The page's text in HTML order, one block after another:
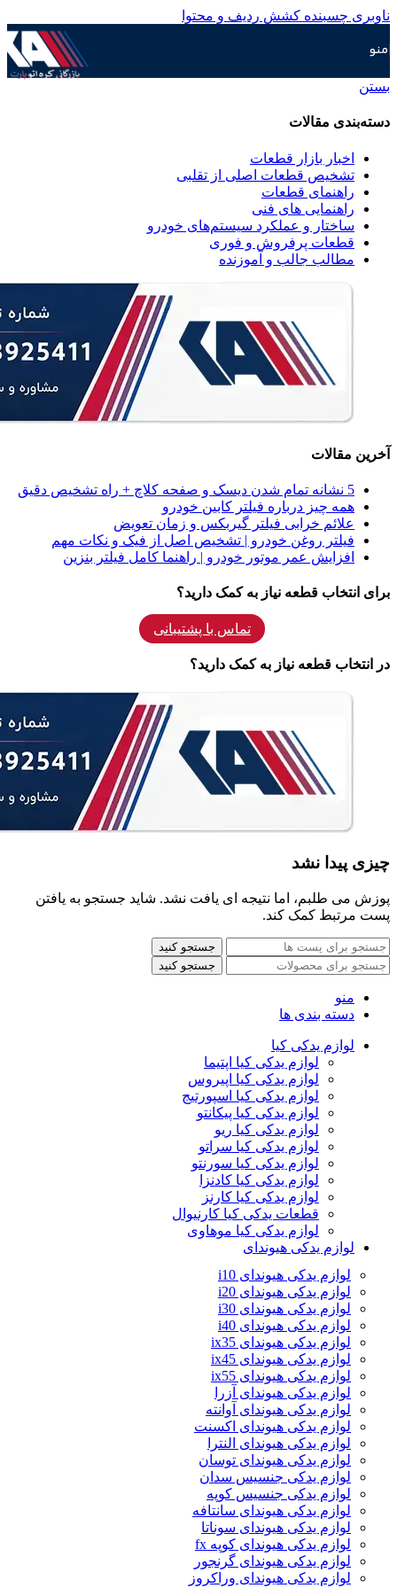
ناوبری چسبنده کشش ردیف و محتوا
منو
بستن
دسته‌بندی مقالات
اخبار بازار قطعات
تشخیص قطعات اصلی از تقلبی
راهنمای قطعات
راهنمایی های فنی
ساختار و عملکرد سیستم‌های خودرو
قطعات پرفروش و فوری
مطالب جالب و آموزنده
آخرین مقالات
5 نشانه‌ تمام شدن دیسک و صفحه کلاچ + راه تشخیص دقیق
همه‌ چیز درباره فیلتر کابین خودرو
علائم خرابی فیلتر گیربکس و زمان تعویض
فیلتر روغن خودرو | تشخیص اصل از فیک و نکات مهم
افزایش عمر موتور خودرو | راهنما کامل فیلتر بنزین
برای انتخاب قطعه نیاز به کمک دارید؟
تماس با پشتیبانی
در انتخاب قطعه نیاز به کمک دارید؟
چیزی پیدا نشد
پوزش می طلبم، اما نتیجه ای یافت نشد. شاید جستجو به یافتن
پست مرتبط کمک کند.
جستجو کنید
جستجو کنید
منو
دسته بندی ها
لوازم یدکی کیا
لوازم یدکی کیا اپتیما
لوازم یدکی کیا اپیروس
لوازم یدکی کیا اسپورتیج
لوازم یدکی کیا پیکانتو
لوازم یدکی کیا ریو
لوازم یدکی کیا سراتو
لوازم یدکی کیا سورنتو
لوازم یدکی کیا کادنزا
لوازم یدکی کیا کارنز
قطعات یدکی کیا کارنیوال
لوازم یدکی کیا موهاوی
لوازم یدکی هیوندای
لوازم یدکی هیوندای i10
لوازم یدکی هیوندای i20
لوازم یدکی هیوندای i30
لوازم یدکی هیوندای i40
لوازم یدکی هیوندای ix35
لوازم یدکی هیوندای ix45
لوازم یدکی هیوندای ix55
لوازم یدکی هیوندای آزرا
لوازم یدکی هیوندای آوانته
لوازم یدکی هیوندای اکسنت
لوازم یدکی هیوندای النترا
لوازم یدکی هیوندای توسان
لوازم یدکی جنسیس سدان
لوازم یدکی جنسیس کوپه
لوازم یدکی هیوندای سانتافه
لوازم یدکی هیوندای سوناتا
لوازم یدکی هیوندای کوپه fx
لوازم یدکی هیوندای گرنجور
لوازم یدکی هیوندای وراکروز